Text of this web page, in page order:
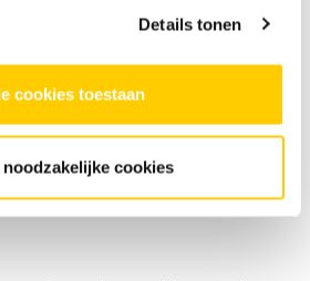
Details tonen
cookies toestaan
noodzakelijke cookies
27 juni valt het programma
uit het gebouw
activiteiten organiseren.
dus!
ons op Laat je zien! Zien wij jij